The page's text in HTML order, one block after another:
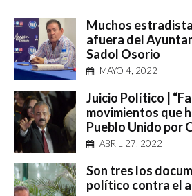
Muchos
afuera del
Sadol Osorio
MAYO 4, 2022
Juicio Político |
movimientos que
Pueblo Unido por
ABRIL 27, 2022
Son tres los
político contra el